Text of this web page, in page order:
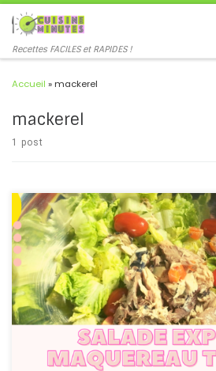
Recettes FACILES et RAPIDES !
Accueil »mackerel
mackerel
1 post
#salade #maquereau #tomates #rapide
#mackerel #tomato #fast #French
pleine de protéines de poisson
minutes, lorsque vous êtes pressés mais
équilibré ! A quick and protein-packed
in minutes, when you're in a hurry but